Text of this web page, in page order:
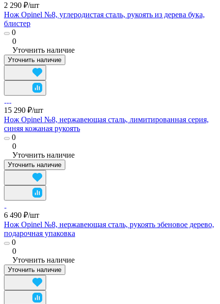
2 290 ₽/шт
Нож Opinel №8, углеродистая сталь, рукоять из дерева бука,
блистер
0
0
Уточнить наличие
Уточнить наличие
15 290 ₽/шт
Нож Opinel №8, нержавеющая сталь, лимитированная серия,
синяя кожаная рукоять
0
0
Уточнить наличие
Уточнить наличие
6 490 ₽/шт
Нож Opinel №8, нержавеющая сталь, рукоять эбеновое дерево,
подарочная упаковка
0
0
Уточнить наличие
Уточнить наличие